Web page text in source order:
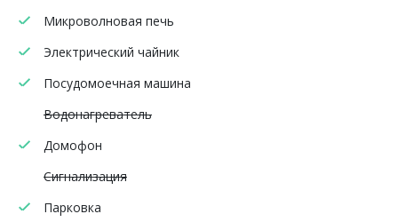
Микроволновая печь
Электрический чайник
Посудомоечная машина
Водонагреватель
Домофон
Сигнализация
Парковка